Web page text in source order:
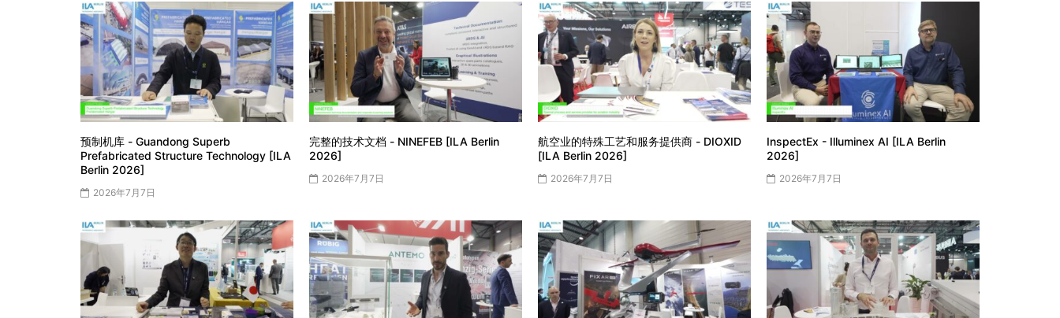
预制机库 - Guandong Superb
Prefabricated Structure Technology [ILA
Berlin 2026]
2026年7月7日
完整的技术文档 - NINEFEB [ILA Berlin
2026]
2026年7月7日
航空业的特殊工艺和服务提供商 - DIOXID
[ILA Berlin 2026]
2026年7月7日
InspectEx - Illuminex AI [ILA Berlin
2026]
2026年7月7日